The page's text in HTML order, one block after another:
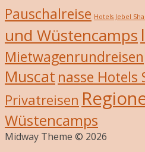
Pauschalreise Hotels Jebel
und Wüstencamps
Mietwagenrundreisen
Muscat nasse Hotels
Privatreisen
Wüstencamps
Midway Theme © 2026